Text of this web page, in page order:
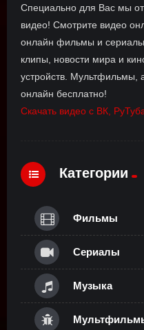
Специально для Вас мы
видео! Смотрите видео
онлайн фильмы и
клипы, новости мира и
устройств. Мультфильмы,
онлайн бесплатно!
Скачать видео с ВК,
Категории
Фильмы
Сериалы
Музыка